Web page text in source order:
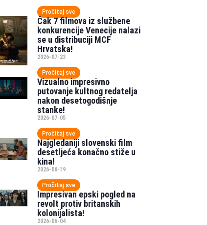
Pročitaj sve
Čak 7 filmova iz službene
konkurencije Venecije nalazi
se u distribuciji MCF
Hrvatska!
2026-07-23
Pročitaj sve
Vizualno impresivno
putovanje kultnog redatelja
nakon desetogodišnje
stanke!
2026-07-05
Pročitaj sve
Najgledaniji slovenski film
desetljeća konačno stiže u
kina!
2026-06-19
Pročitaj sve
Impresivan epski pogled na
revolt protiv britanskih
kolonijalista!
2026-06-04